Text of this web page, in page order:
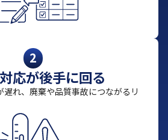
2
応が後手に回る
れ、廃棄や品質事故につながるリ